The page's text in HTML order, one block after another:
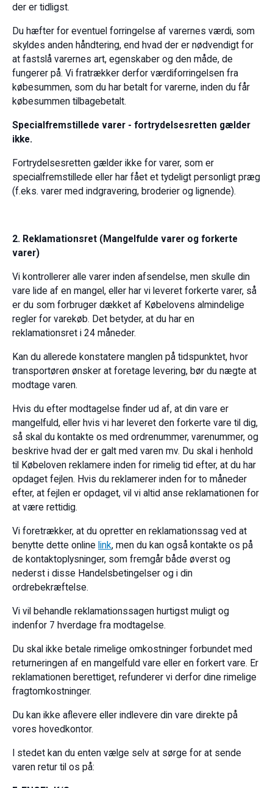
der er tidligst.
Du hæfter for eventuel forringelse af varernes værdi, som
skyldes anden håndtering, end hvad der er nødvendigt for
at fastslå varernes art, egenskaber og den måde, de
fungerer på. Vi fratrækker derfor værdiforringelsen fra
købesummen, som du har betalt for varerne, inden du får
købesummen tilbagebetalt.
Specialfremstillede varer - fortrydelsesretten gælder
ikke.
Fortrydelsesretten gælder ikke for varer, som er
specialfremstillede eller har fået et tydeligt personligt præg
(f.eks. varer med indgravering, broderier og lignende).
2. Reklamationsret (Mangelfulde varer og forkerte
varer)
Vi kontrollerer alle varer inden afsendelse, men skulle din
vare lide af en mangel, eller har vi leveret forkerte varer, så
er du som forbruger dækket af Købelovens almindelige
regler for varekøb. Det betyder, at du har en
reklamationsret i 24 måneder.
Kan du allerede konstatere manglen på tidspunktet, hvor
transportøren ønsker at foretage levering, bør du nægte at
modtage varen.
Hvis du efter modtagelse finder ud af, at din vare er
mangelfuld, eller hvis vi har leveret den forkerte vare til dig,
så skal du kontakte os med ordrenummer, varenummer, og
beskrive hvad der er galt med varen mv. Du skal i henhold
til Købeloven reklamere inden for rimelig tid efter, at du har
opdaget fejlen. Hvis du reklamerer inden for to måneder
efter, at fejlen er opdaget, vil vi altid anse reklamationen for
at være rettidig.
Vi foretrækker, at du opretter en reklamationssag ved at
benytte dette online link, men du kan også kontakte os på
de kontaktoplysninger, som fremgår både øverst og
nederst i disse Handelsbetingelser og i din
ordrebekræftelse.
Vi vil behandle reklamationssagen hurtigst muligt og
indenfor 7 hverdage fra modtagelse.
Du skal ikke betale rimelige omkostninger forbundet med
returneringen af en mangelfuld vare eller en forkert vare. Er
reklamationen berettiget, refunderer vi derfor dine rimelige
fragtomkostninger.
Du kan ikke aflevere eller indlevere din vare direkte på
vores hovedkontor.
I stedet kan du enten vælge selv at sørge for at sende
varen retur til os på: